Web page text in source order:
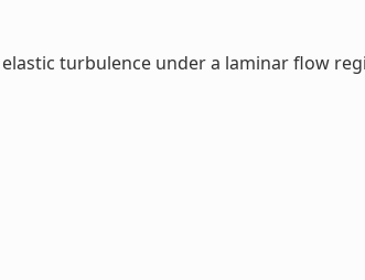
turbulence under a laminar flow